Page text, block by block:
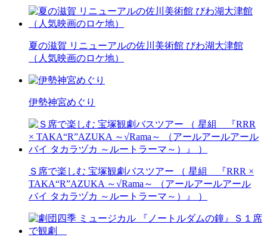
夏の滋賀 リニューアルの佐川美術館 びわ湖大津館
（人気映画のロケ地）
伊勢神宮めぐり
Ｓ席で楽しむ 宝塚観劇バスツアー （ 星組 『RRR ×
TAKA“R”AZUKA ～√Rama～ （アールアールアール
バイ タカラヅカ ～ルートラーマ～）』 ）